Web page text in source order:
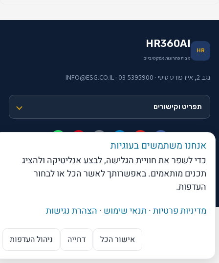
HR
HR360AI
מבית פתרונות אפקטיביים
נגב 2, איירפורט סיטי · 03-5395900 · INFO@ESG.CO.IL
תפריט וקישורים
web-clickבניית אתרי וורדפרס
אנחנו משתמשים בעוגיות
כדי לשפר את חוויית הגלישה, לבצע אנליטיקה ולהציג
תכנים מותאמים. באפשרותך לאשר הכל או לבחור
העדפות.
מדיניות פרטיות·תנאי שימוש·הצהרת נגישות
אישור הכל דחייה ניהול העדפות